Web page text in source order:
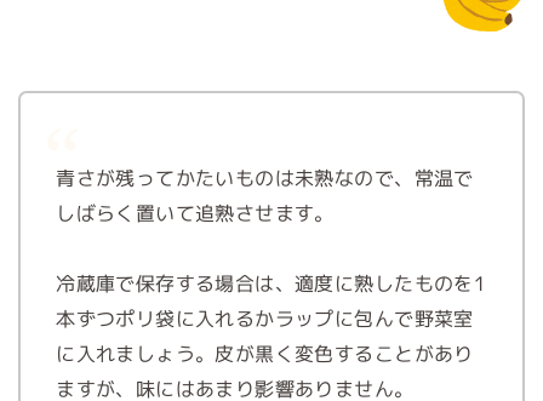
青さが残ってかたいものは未熟なので、常温で
しばらく置いて追熟させます。
冷蔵庫で保存する場合は、適度に熟したものを1
本ずつポリ袋に入れるかラップに包んで野菜室
に入れましょう。皮が黒く変色することがあり
ますが、味にはあまり影響ありません。